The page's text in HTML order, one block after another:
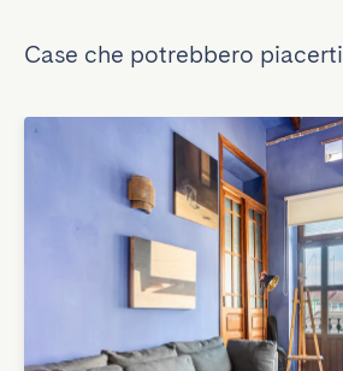
Case che potrebbero piacerti